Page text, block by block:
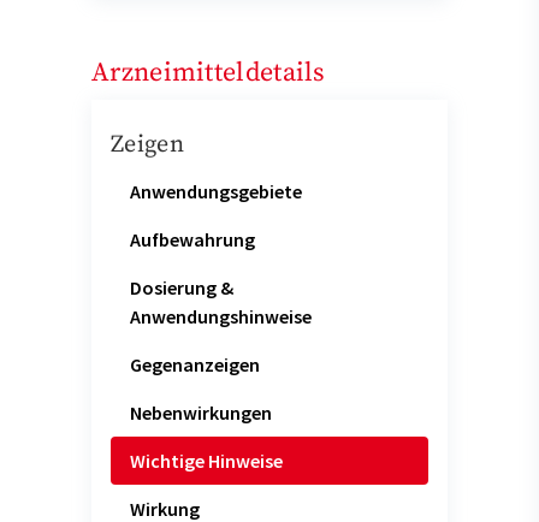
Arzneimitteldetails
Zeigen
Anwendungsgebiete
Aufbewahrung
Dosierung &
Anwendungshinweise
Gegenanzeigen
Nebenwirkungen
Wichtige Hinweise
Wirkung